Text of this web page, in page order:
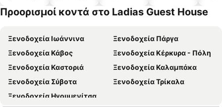
κατοικίδι
Προορισμοί κοντά στο Ladias Guest House
Ξενοδοχεία Ιωάννινα
Ξενοδοχεία Πάργα
Ξενοδοχεία Κάβος
Ξενοδοχεία Κέρκυρα - Πόλη
Ξενοδοχεία Καστοριά
Ξενοδοχεία Καλαμπάκα
Ξενοδοχεία Σύβοτα
Ξενοδοχεία Τρίκαλα
Ξενοδοχεία Ηγουμενίτσα